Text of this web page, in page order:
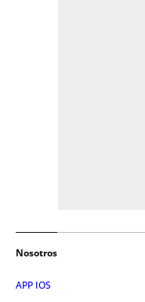
Nosotros
APP IOS